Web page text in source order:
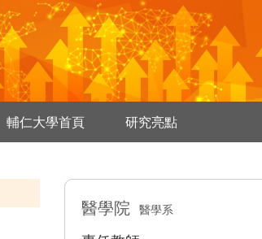
輔仁大學首頁 研究亮點
醫學院 醫學系